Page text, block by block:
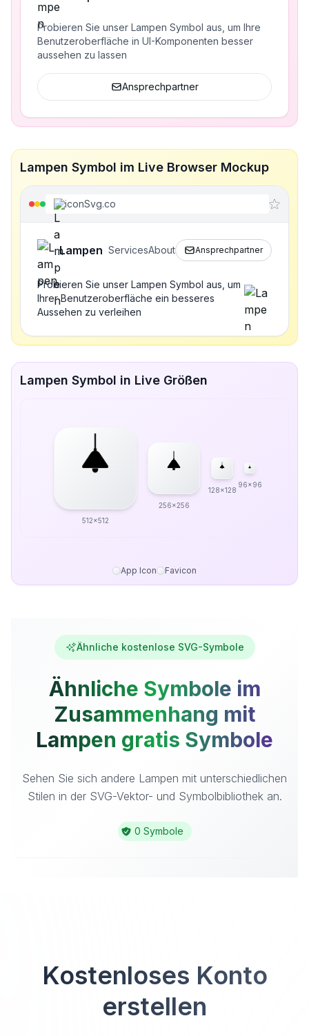
Probieren Sie unser Lampen Symbol aus, um Ihre
Benutzeroberfläche in UI-Komponenten besser
aussehen zu lassen
Ansprechpartner
Lampen Symbol im Live Browser Mockup
iconSvg.co
Lampen ServicesAbout Ansprechpartner
Probieren Sie unser Lampen Symbol aus, um
Ihrer Benutzeroberfläche ein besseres
Aussehen zu verleihen
Lampen Symbol in Live Größen
512x512
256x256
128x128
96x96
App Icon Favicon
Ähnliche kostenlose SVG-Symbole
Ähnliche Symbole im
Zusammenhang mit
Lampen gratis Symbole
Sehen Sie sich andere Lampen mit unterschiedlichen
Stilen in der SVG-Vektor- und Symbolbibliothek an.
0 Symbole
Kostenloses Konto
erstellen